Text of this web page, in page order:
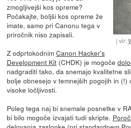
vir:
zmogljivejši kos opreme?
Počakajte, boljši kos opreme že
imate, samo pri Canonu tega v
priročnik niso zapisali.
Z odprtokodnim Canon Hacker's
Development Kit(CHDK) je mogoče
nadgraditi tako, da snemajo kvalitetne
bolje obnesejo v temnejših pogojih in (!)
visoke ločljivosti.
Poleg tega naj bi snemale posnetke v
bi bilo mogoče izvajati tudi skripte.